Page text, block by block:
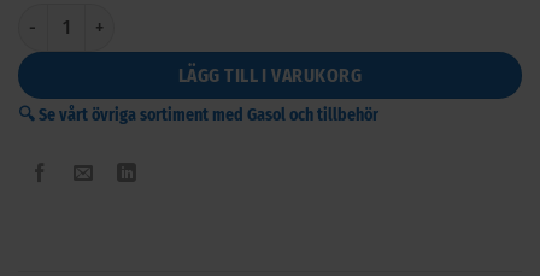
iSens gasollarm batteridriven GLA-DX mängd
LÄGG TILL I VARUKORG
🔍 Se vårt övriga sortiment med Gasol och tillbehör